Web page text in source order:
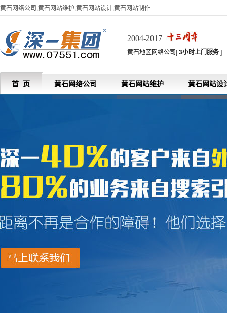
黄石网络公司,黄石网站维护,黄石网站设计,黄石网站制作
2004-2017
黄石地区网络公司[3小时上门服务]
首 页 黄石网络公司 黄石网站维护 黄石网站设